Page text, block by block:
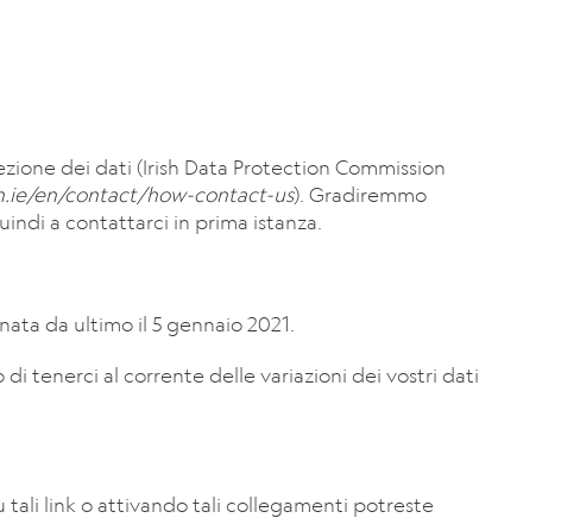
dei dati (Irish Data Protection Commission
en/contact/how-contact-us). Gradiremmo
a contattarci in prima istanza.
da ultimo il 5 gennaio 2021.
tenerci al corrente delle variazioni dei vostri dati
tali link o attivando tali collegamenti potreste